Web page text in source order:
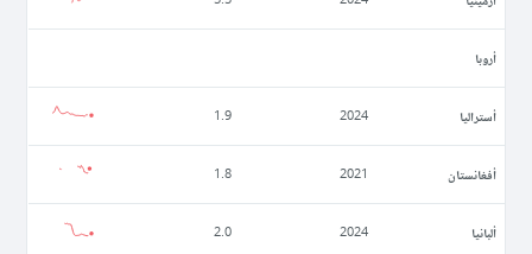
أروبا
أستراليا 2024
1.9
أفغانستان 2021
1.8
ألبانيا 2024
2.0